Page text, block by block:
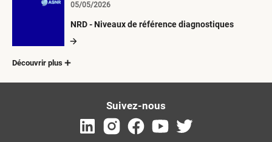
NRD - Niveaux de référence diagnostiques
05/05/2026
Découvrir plus
Suivez-nous